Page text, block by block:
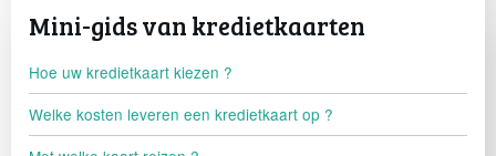
Mini-gids van kredietkaarten
Hoe uw kredietkaart kiezen ?
Welke kosten leveren een kredietkaart op ?